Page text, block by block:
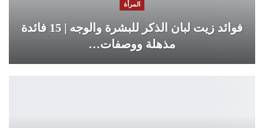
المرأة
فوائد زيت لبان الذكر للبشرة والوجه | 15 فائدة
مذهلة ووصفات…